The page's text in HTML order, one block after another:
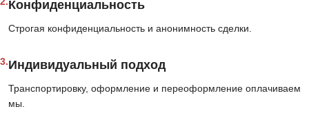
Конфиденциальность
Строгая конфиденциальность и анонимность сделки.
3.Индивидуальный подход
Транспортировку, оформление и переоформление оплачиваем
мы.